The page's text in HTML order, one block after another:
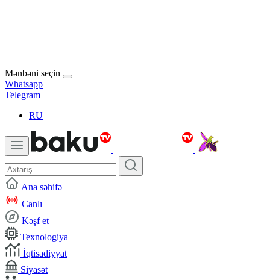
Mənbəni seçin
Whatsapp
Telegram
RU
Ana səhifə
Canlı
Kəşf et
Texnologiya
İqtisadiyyat
Siyasət